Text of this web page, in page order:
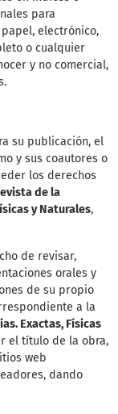
para
electrónico,
o cualquier
y no comercial,
su publicación, el
y sus coautores o
los derechos
de la
y Naturales,
de revisar,
orales y
de su propio
a la
Exactas, Físicas
el título de la obra,
web
dando